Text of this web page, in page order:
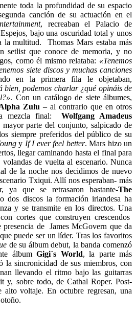
toda la profundidad de su espacio
canción de su actuación en el
, recreaban el Palacio de
bajo una oscuridad total y unos
la multitud. Thomas Mars estaba más
setlist que conoce de memoria, y no
como él mismo relataba: «Tenemos
siete discos y muchas canciones
en la primera fila le objetaban,
bien, podemos charlar ¿qué opináis de
. Con un catálogo de siete álbumes,
Zulu – al contrario que en otros
mezcla final:
Wolfgang Amadeus
parte del conjunto, salpicado de
siempre preferidos del público de su
y If I ever feel better. Mars hizo un
llegar caminando hasta el final para
de vuelta al escenario. Nunca
de la noche nos decidimos de nuevo
Txiqui. Allí nos esperaban- más
ya que se retrasaron bastante-The
dos discos la formación irlandesa ha
y se transmite en los directos. Una
cortes que construyen crescendos
presencia de James McGovern que da
puede ser un líder. Tras los favoritos
de su álbum debut, la banda comenzó
álbumGigi´s World, la parte más
la sincronicidad de sus miembros, con
llevando el ritmo bajo las guitarras
y, sobre todo, de Cathal Roper. Post-
voltaje. En octubre regresan, una